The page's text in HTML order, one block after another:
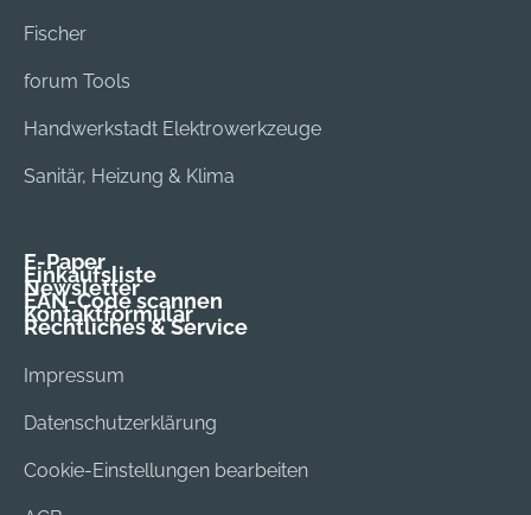
Fischer
forum Tools
Handwerkstadt Elektrowerkzeuge
Sanitär, Heizung & Klima
E-Paper
Einkaufsliste
Newsletter
EAN-Code scannen
Kontaktformular
Rechtliches & Service
Impressum
Datenschutzerklärung
Cookie-Einstellungen bearbeiten